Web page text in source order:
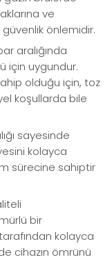
ve
önlemidir.
aralığında
için uygundur.
olduğu için, toz
koşullarda bile
sayesinde
kolayca
sürecine sahiptir
bir
kolayca
cihazın ömrünü